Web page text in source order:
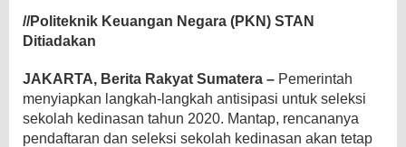
//Politeknik Keuangan Negara (PKN) STAN
Ditiadakan
JAKARTA, Berita Rakyat Sumatera – Pemerintah
menyiapkan langkah-langkah antisipasi untuk seleksi
sekolah kedinasan tahun 2020. Mantap, rencananya
pendaftaran dan seleksi sekolah kedinasan akan tetap